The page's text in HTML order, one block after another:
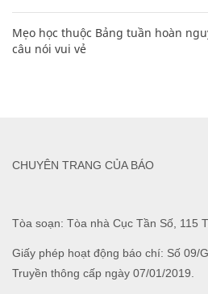
Mẹo học thuộc Bảng tuần hoàn
câu nói vui vẻ
Tòa soạn: Tòa nhà Cục Tần Số, 115
Giấy phép hoạt động báo chí: Số 09/
Truyền thông cấp ngày 07/01/2019.
CHUYÊN TRANG CỦA BÁO